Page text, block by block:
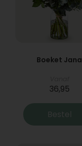
Boeket Jana
36,95
Bestel